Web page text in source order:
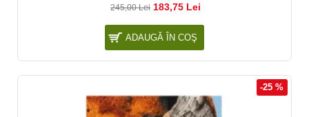
245,00 Lei 183,75 Lei
ADAUGĂ ÎN COŞ
-25 %